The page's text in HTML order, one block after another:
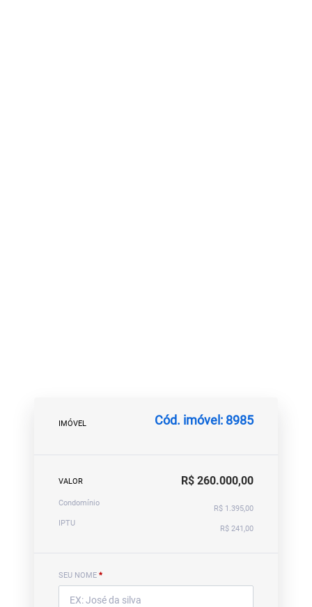
IMÓVEL Cód. imóvel: 8985
VALOR R$ 260.000,00
Condomínio
R$ 1.395,00
IPTU
R$ 241,00
SEU NOME *